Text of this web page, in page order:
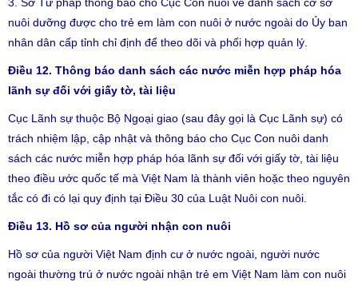
nuôi dưỡng được cho trẻ em làm con nuôi ở nước ngoài do Ủy ban
nhân dân cấp tỉnh chỉ định để theo dõi và phối hợp quản lý.
Điều 12. Thông báo danh sách các nước miễn hợp pháp hóa
lãnh sự đối với giấy tờ, tài liệu
Cục Lãnh sự thuộc Bộ Ngoại giao (sau đây gọi là Cục Lãnh sự) có
trách nhiệm lập, cập nhật và thông báo cho Cục Con nuôi danh
sách các nước miễn hợp pháp hóa lãnh sự đối với giấy tờ, tài liệu
theo điều ước quốc tế mà Việt Nam là thành viên hoặc theo nguyên
tắc có đi có lại quy định tại Điều 30 của Luật Nuôi con nuôi.
Điều 13. Hồ sơ của người nhận con nuôi
Hồ sơ của người Việt Nam định cư ở nước ngoài, người nước
ngoài thường trú ở nước ngoài nhận trẻ em Việt Nam làm con nuôi